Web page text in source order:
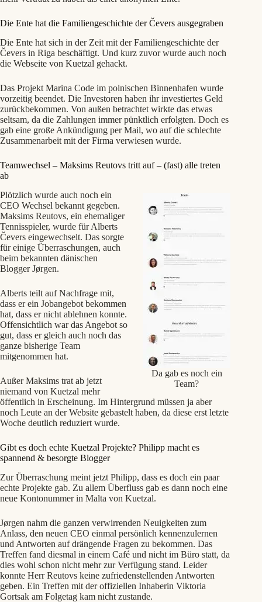
Die Ente hat die Familiengeschichte der Čevers ausgegraben
Die Ente hat sich in der Zeit mit der Familiengeschichte der
Čevers in Riga beschäftigt. Und kurz zuvor wurde auch noch
die Webseite von Kuetzal gehackt.
Das Projekt Marina Code im polnischen Binnenhafen wurde
vorzeitig beendet. Die Investoren haben ihr investiertes Geld
zurückbekommen. Von außen betrachtet wirkte das etwas
seltsam, da die Zahlungen immer pünktlich erfolgten. Doch es
gab eine große Ankündigung per Mail, wo auf die schlechte
Zusammenarbeit mit der Firma verwiesen wurde.
Teamwechsel – Maksims Reutovs tritt auf – (fast) alle treten
ab
Da gab es noch ein
Team?
Plötzlich wurde auch noch ein
CEO Wechsel bekannt gegeben.
Maksims Reutovs, ein ehemaliger
Tennisspieler, wurde für Alberts
Čevers eingewechselt. Das sorgte
für einige Überraschungen, auch
beim bekannten dänischen
Blogger Jørgen.
Alberts teilt auf Nachfrage mit,
dass er ein Jobangebot bekommen
hat, dass er nicht ablehnen konnte.
Offensichtlich war das Angebot so
gut, dass er gleich auch noch das
ganze bisherige Team
mitgenommen hat.
Außer Maksims trat ab jetzt
niemand von Kuetzal mehr
öffentlich in Erscheinung. Im Hintergrund müssen ja aber
noch Leute an der Website gebastelt haben, da diese erst letzte
Woche deutlich reduziert wurde.
Gibt es doch echte Kuetzal Projekte? Philipp macht es
spannend & besorgte Blogger
Zur Überraschung meint jetzt Philipp, dass es doch ein paar
echte Projekte gab. Zu allem Überfluss gab es dann noch eine
neue Kontonummer in Malta von Kuetzal.
Jørgen nahm die ganzen verwirrenden Neuigkeiten zum
Anlass, den neuen CEO einmal persönlich kennenzulernen
und Antworten auf drängende Fragen zu bekommen. Das
Treffen fand diesmal in einem Café und nicht im Büro statt, da
dies wohl schon nicht mehr zur Verfügung stand. Leider
konnte Herr Reutovs keine zufriedenstellenden Antworten
geben. Ein Treffen mit der offiziellen Inhaberin Viktoria
Gortsak am Folgetag kam nicht zustande.